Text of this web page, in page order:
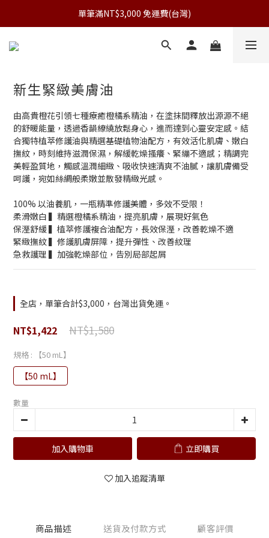
加入會員立刻享$100購物金 | 首筆訂單領券享台灣免運
單筆滿NT$3,000 免運費(台灣)
加入會員立刻享$100購物金 | 首筆訂單領券享台灣免運
新生緊緻美膚油
由高貴橙花引領七種療癒橙橘系精油，在塗抹間釋放出源源不絕
的舒暖能量，透過香韻繚繞放鬆身心，進而達到心靈安定感。結
合獨特植萃修護油與精選基礎植物油配方，有效活化肌膚、嫩白
撫紋，時刻維持滋潤保濕，解緩乾燥搔癢、緊繃不適感；精調完
美輕盈質地，觸感溫潤細緻、吸收快速清爽不油膩，讓肌膚備受
呵護，宛如絲綢般柔嫩並散發精緻光感。
100% 以油養肌，一瓶精準修護美體，多效不受限！
柔滑嫩白 ▍精選橙橘系精油，提亮肌膚，展現好氣色
保溼舒緩 ▍植萃修護複合油配方，長效保溼，改善乾燥不適
緊緻撫紋 ▍修護肌膚屏障，提升彈性、改善紋理
急救護理 ▍加強乾燥部位，告別局部起屑
全店，單筆合計$3,000，台灣出貨免運。
NT$1,422 NT$1,580
規格 : 【50 mL】
【50 mL】
數量
加入購物車 立即購買
加入追蹤清單
商品描述 送貨及付款方式 顧客評價